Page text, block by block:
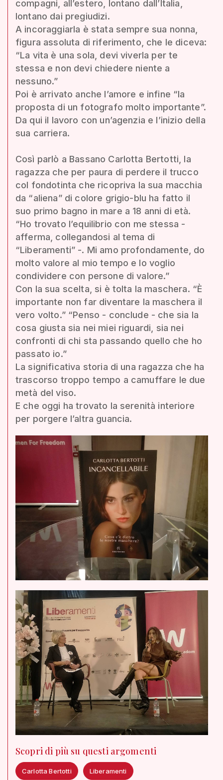
compagni, all’estero, lontano dall’Italia,
lontano dai pregiudizi.
A incoraggiarla è stata sempre sua nonna,
figura assoluta di riferimento, che le diceva:
“La vita è una sola, devi viverla per te
stessa e non devi chiedere niente a
nessuno.”
Poi è arrivato anche l’amore e infine “la
proposta di un fotografo molto importante”.
Da qui il lavoro con un’agenzia e l’inizio della
sua carriera.
Così parlò a Bassano Carlotta Bertotti, la
ragazza che per paura di perdere il trucco
col fondotinta che ricopriva la sua macchia
da “aliena” di colore grigio-blu ha fatto il
suo primo bagno in mare a 18 anni di età.
“Ho trovato l’equilibrio con me stessa -
afferma, collegandosi al tema di
“Liberamenti” -. Mi amo profondamente, do
molto valore al mio tempo e lo voglio
condividere con persone di valore.”
Con la sua scelta, si è tolta la maschera. “È
importante non far diventare la maschera il
vero volto.” “Penso - conclude - che sia la
cosa giusta sia nei miei riguardi, sia nei
confronti di chi sta passando quello che ho
passato io.”
La significativa storia di una ragazza che ha
trascorso troppo tempo a camuffare le due
metà del viso.
E che oggi ha trovato la serenità interiore
per porgere l’altra guancia.
Scopri di più su questi argomenti
Carlotta Bertotti Liberamenti